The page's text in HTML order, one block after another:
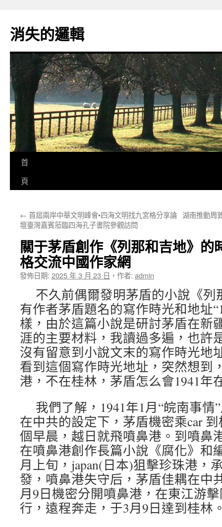
主
要
消失的邏輯
首
頁
← 首屆兩岸中華文明峰會•四海文明找九宮格分享論
壇臺灣嘉賓蒞臨四海孔子書院參觀訪問
湖南推動周
關于茅盾創作《列那和吉地》的
格交流中國作家網
發佈日期: 2025 年 3 月 23 日 ， 作者: admin
不久前偶爾發明茅盾的小說《
有作者茅盾題名的寫作時光和地址
樣，由於這篇小說是研討茅盾在新
涯的主要材料，我讀過多遍，也許
沒有留意到小說文末的寫作時光地
看到這個寫作時光地址，突然想到
港，不在桂林，茅盾怎么會1941年
我們了解，1941年1月“皖南事情
在中共的設定下，茅盾機密乘car
個早晨，越日就飛噴鼻港。到噴鼻
在噴鼻港創作長篇小說《腐化》和
月上旬，japan(日本)狙擊珍珠港，
發，噴鼻港失守后，茅盾佳耦在中
月9日機密分開噴鼻港，在東江游
行，遠程奔走，于3月9日達到桂林